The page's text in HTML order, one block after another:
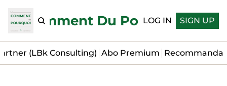
Le Comment Du Pourquoi
LOG IN SIGN UP
(LBk Consulting) Abo Premium